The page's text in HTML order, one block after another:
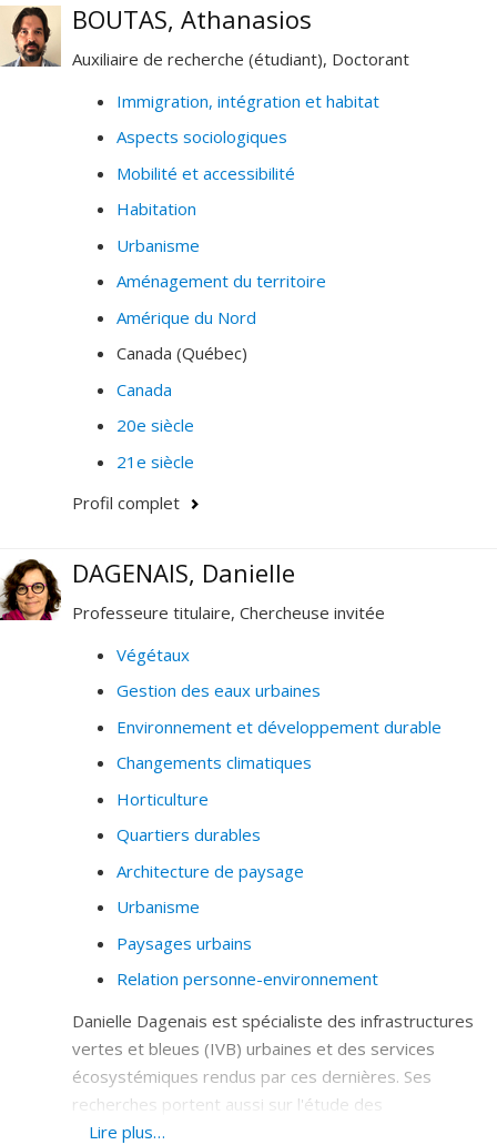
BOUTAS, Athanasios
Auxiliaire de recherche (étudiant), Doctorant
Immigration, intégration et habitat
Aspects sociologiques
Mobilité et accessibilité
Habitation
Urbanisme
Aménagement du territoire
Amérique du Nord
Canada (Québec)
Canada
20e siècle
21e siècle
Profil complet
DAGENAIS, Danielle
Professeure titulaire, Chercheuse invitée
Végétaux
Gestion des eaux urbaines
Environnement et développement durable
Changements climatiques
Horticulture
Quartiers durables
Architecture de paysage
Urbanisme
Paysages urbains
Relation personne-environnement
Danielle Dagenais est spécialiste des infrastructures
vertes et bleues (IVB) urbaines et des services
écosystémiques rendus par ces dernières. Ses
recherches portent aussi sur l'étude des
comportements de différentes espèces végétales
Lire plus…